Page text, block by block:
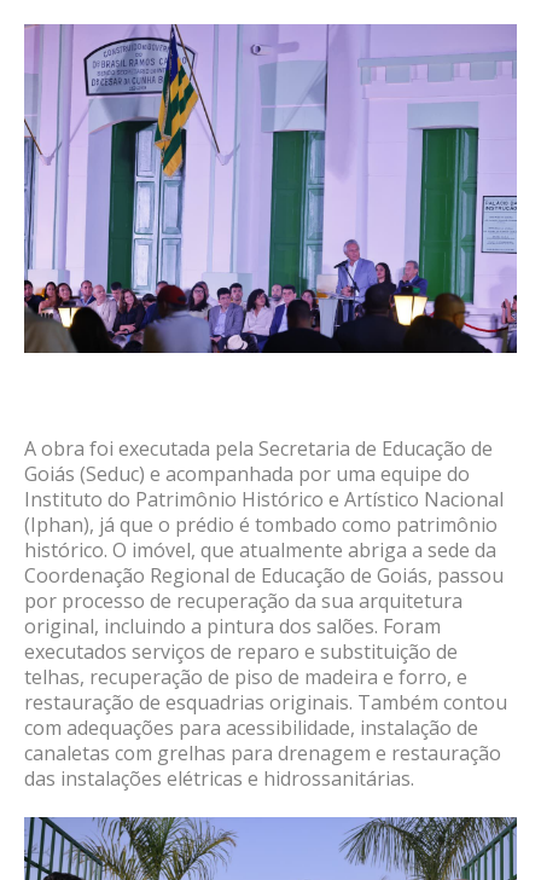
A obra foi executada pela Secretaria de Educação de
Goiás (Seduc) e acompanhada por uma equipe do
Instituto do Patrimônio Histórico e Artístico Nacional
(Iphan), já que o prédio é tombado como patrimônio
histórico. O imóvel, que atualmente abriga a sede da
Coordenação Regional de Educação de Goiás, passou
por processo de recuperação da sua arquitetura
original, incluindo a pintura dos salões. Foram
executados serviços de reparo e substituição de
telhas, recuperação de piso de madeira e forro, e
restauração de esquadrias originais. Também contou
com adequações para acessibilidade, instalação de
canaletas com grelhas para drenagem e restauração
das instalações elétricas e hidrossanitárias.